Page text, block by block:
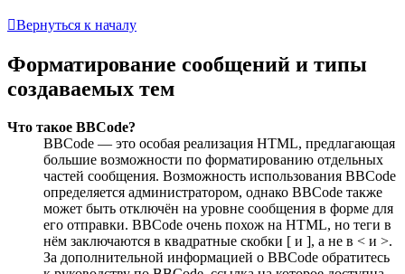
Вернуться к началу
Форматирование сообщений и типы
создаваемых тем
Что такое BBCode?
BBCode — это особая реализация HTML, предлагающая
большие возможности по форматированию отдельных
частей сообщения. Возможность использования BBCode
определяется администратором, однако BBCode также
может быть отключён на уровне сообщения в форме для
его отправки. BBCode очень похож на HTML, но теги в
нём заключаются в квадратные скобки [ и ], а не в < и >.
За дополнительной информацией о BBCode обратитесь